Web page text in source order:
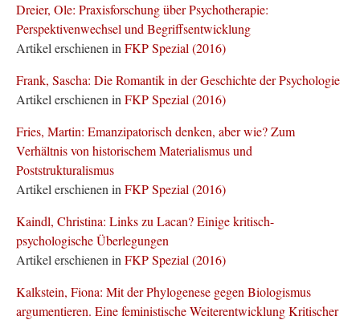
Dreier, Ole: Praxisforschung über Psychotherapie:
Perspektivenwechsel und Begriffsentwicklung
Artikel erschienen in FKP Spezial (2016)
Frank, Sascha: Die Romantik in der Geschichte der Psychologie
Artikel erschienen in FKP Spezial (2016)
Fries, Martin: Emanzipatorisch denken, aber wie? Zum
Verhältnis von historischem Materialismus und
Poststrukturalismus
Artikel erschienen in FKP Spezial (2016)
Kaindl, Christina: Links zu Lacan? Einige kritisch-
psychologische Überlegungen
Artikel erschienen in FKP Spezial (2016)
Kalkstein, Fiona: Mit der Phylogenese gegen Biologismus
argumentieren. Eine feministische Weiterentwicklung Kritischer